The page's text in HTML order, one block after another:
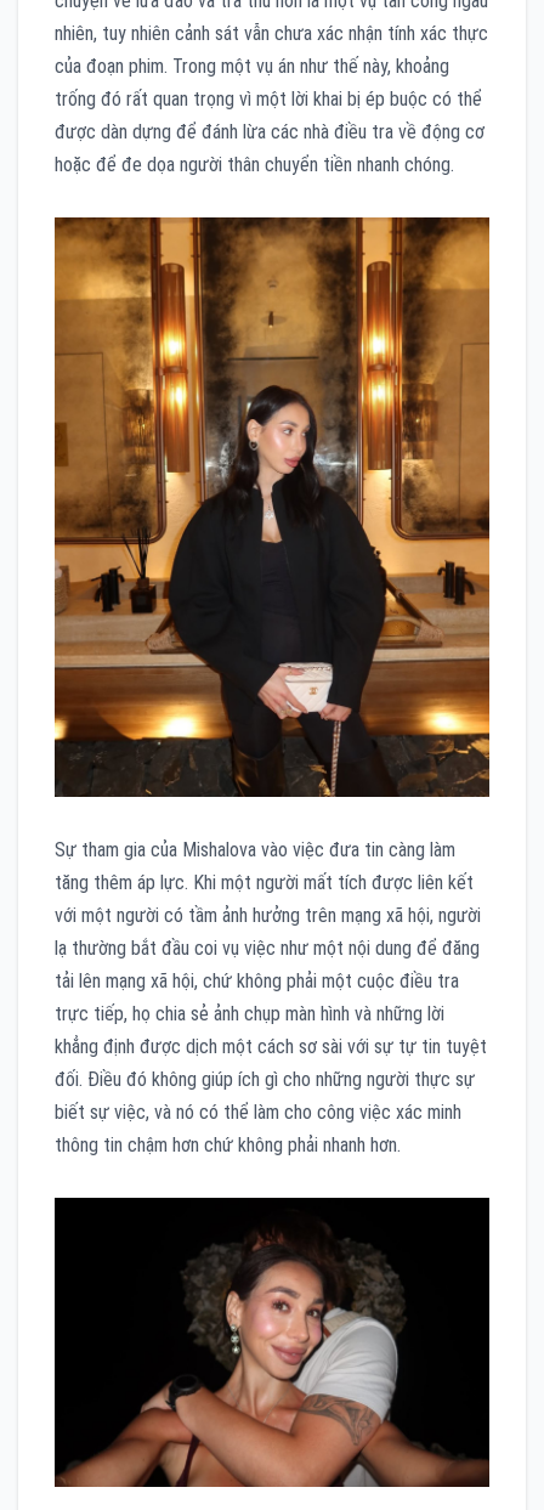
nhiên, tuy nhiên cảnh sát vẫn chưa xác nhận tính xác thực
của đoạn phim. Trong một vụ án như thế này, khoảng
trống đó rất quan trọng vì một lời khai bị ép buộc có thể
được dàn dựng để đánh lừa các nhà điều tra về động cơ
hoặc để đe dọa người thân chuyển tiền nhanh chóng.
Sự tham gia của Mishalova vào việc đưa tin càng làm
tăng thêm áp lực. Khi một người mất tích được liên kết
với một người có tầm ảnh hưởng trên mạng xã hội, người
lạ thường bắt đầu coi vụ việc như một nội dung để đăng
tải lên mạng xã hội, chứ không phải một cuộc điều tra
trực tiếp, họ chia sẻ ảnh chụp màn hình và những lời
khẳng định được dịch một cách sơ sài với sự tự tin tuyệt
đối. Điều đó không giúp ích gì cho những người thực sự
biết sự việc, và nó có thể làm cho công việc xác minh
thông tin chậm hơn chứ không phải nhanh hơn.